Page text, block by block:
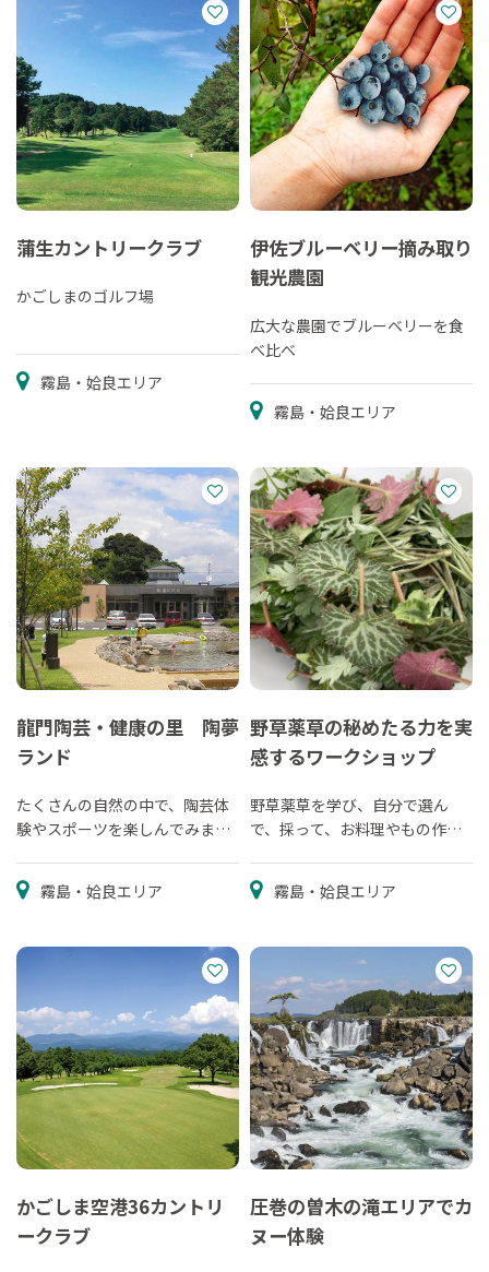
蒲生カントリークラブ
かごしまのゴルフ場
霧島・姶良エリア
伊佐ブルーベリー摘み取り
観光農園
広大な農園でブルーベリーを食
べ比べ
霧島・姶良エリア
龍門陶芸・健康の里 陶夢
ランド
たくさんの自然の中で、陶芸体
験やスポーツを楽しんでみませ
霧島・姶良エリア
野草薬草の秘めたる力を実
感するワークショップ
野草薬草を学び、自分で選ん
で、採って、お料理やもの作り
霧島・姶良エリア
かごしま空港36カントリ
ークラブ
圧巻の曽木の滝エリアでカ
ヌー体験